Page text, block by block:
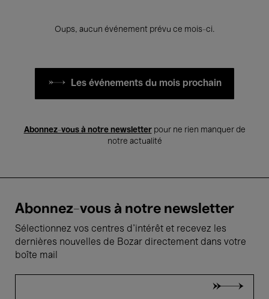
Oups, aucun événement prévu ce mois-ci.
Les événements du mois prochain
Abonnez-vous à notre newsletterpour ne rien manquer de
notre actualité
Abonnez-vous à notre newsletter
Sélectionnez vos centres d'intérêt et recevez les
dernières nouvelles de Bozar directement dans votre
boîte mail